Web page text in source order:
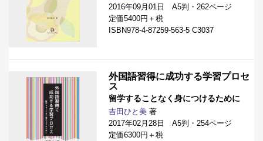
2016年09月01日 A5判・262ページ
定価5400円＋税
ISBN978-4-87259-563-5 C3037
外国語習得に成功する学習プロセ
ス
留学することなく身につけるために
吉田ひと美 著
2017年02月28日 A5判・254ページ
定価6300円＋税